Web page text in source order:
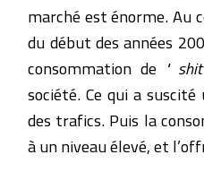
marché est énorme. Au
du début des années
consommation de "
société. Ce qui a
des trafics. Puis la
à un niveau élevé, et